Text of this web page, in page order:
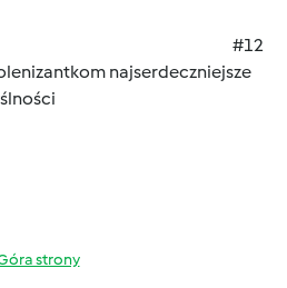
#12
najserdeczniejsze
strony